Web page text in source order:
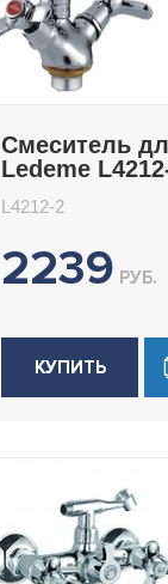
Смеситель
Ledeme
L4212-2
2239 РУБ.
КУПИТЬ